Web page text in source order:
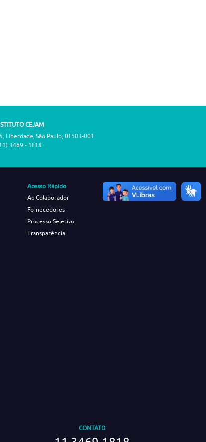
CEJAM
Liberdade, São Paulo, 01503-001
3469 - 1818
Acesso Rápido
Ao Colaborador
Fornecedores
Processo Seletivo
Transparência
CONTATO